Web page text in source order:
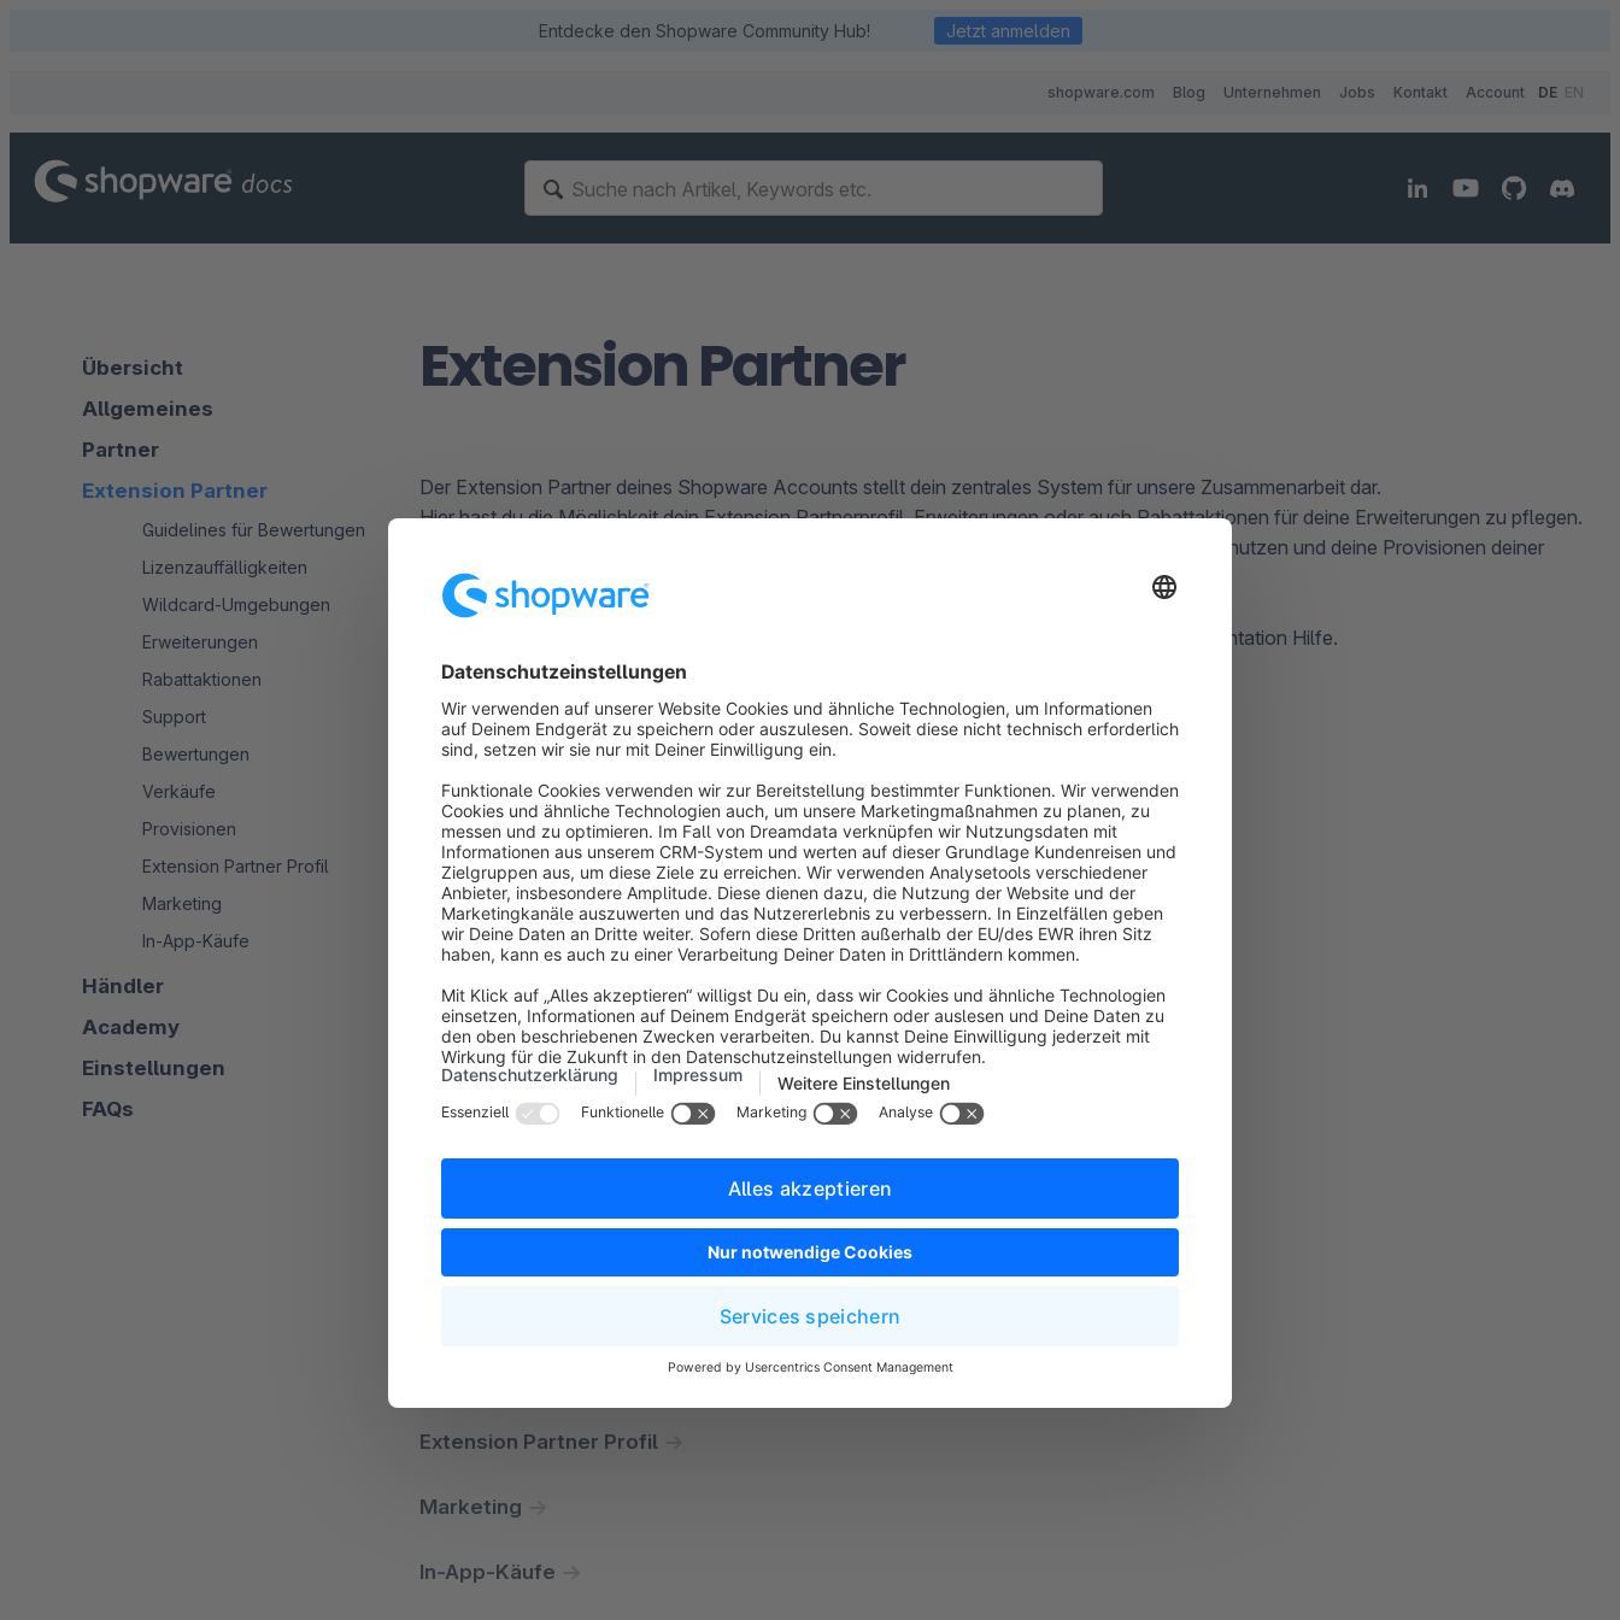
Entdecke den Shopware Community Hub! Jetzt anmelden
shopware.com Blog Unternehmen Jobs Kontakt Account DE EN
Übersicht
Allgemeines
Partner
Extension Partner
Guidelines für Bewertungen
Lizenzauffälligkeiten
Wildcard-Umgebungen
Erweiterungen
Rabattaktionen
Support
Bewertungen
Verkäufe
Provisionen
Extension Partner Profil
Marketing
In-App-Käufe
Händler
Academy
Einstellungen
FAQs
Extension Partner
Der Extension Partner deines Shopware Accounts stellt dein zentrales System für unsere Zusammenarbeit dar.
Hier hast du die Möglichkeit dein Extension Partnerprofil, Erweiterungen oder auch Rabattaktionen für deine Erweiterungen zu pflegen.
Darüber hinaus findest du hier deine Kunden-Übersicht, kannst deine Entwicklungsumgebung nutzen und deine Provisionen deiner
Verkäufe einsehen.
Solltest du Hilfestellung zu den einzelnen Bereichen benötigen, findest du hier in der Dokumentation Hilfe.
Artikel
Guidelines für Bewertungen
Lizenzauffälligkeiten
Wildcard-Umgebungen
Erweiterungen
Rabattaktionen
Extension Partner Profil
Marketing
In-App-Käufe